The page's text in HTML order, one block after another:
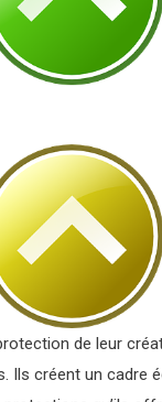
de leur
Ils créent un cadre